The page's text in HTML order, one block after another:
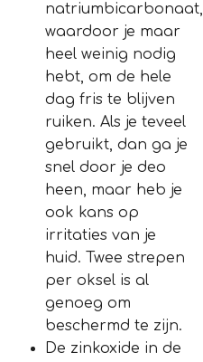
natriumbicarbonaat,
waardoor je maar
heel weinig nodig
hebt, om de hele
dag fris te blijven
ruiken. Als je teveel
gebruikt, dan ga je
snel door je deo
heen, maar heb je
ook kans op
irritaties van je
huid. Twee strepen
per oksel is al
genoeg om
beschermd te zijn.
De zinkoxide in de